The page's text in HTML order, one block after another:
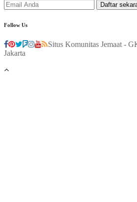
Follow Us
Situs Komunitas Jemaat -
Jakarta